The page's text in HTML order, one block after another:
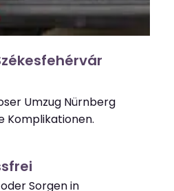
Umzug Nürnberg
Komplikationen.
Sorgen in